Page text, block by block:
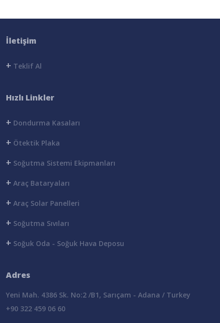
İletişim
+ Teklif Al
Hızlı Linkler
+ Dondurma Kasaları
+ Ötektik Plaka
+ Soğutma Sistemi Ekipmanları
+ Araç Bataryaları
+ Araç Solar Panelleri
+ Soğutma Sıvıları
+ Soğuk Oda - Soğuk Hava Deposu
Adres
Yeni Mah. 4386 Sk. No:2 /B1, Sarıçam - Adana / Turkey
+90 322 459 06 60